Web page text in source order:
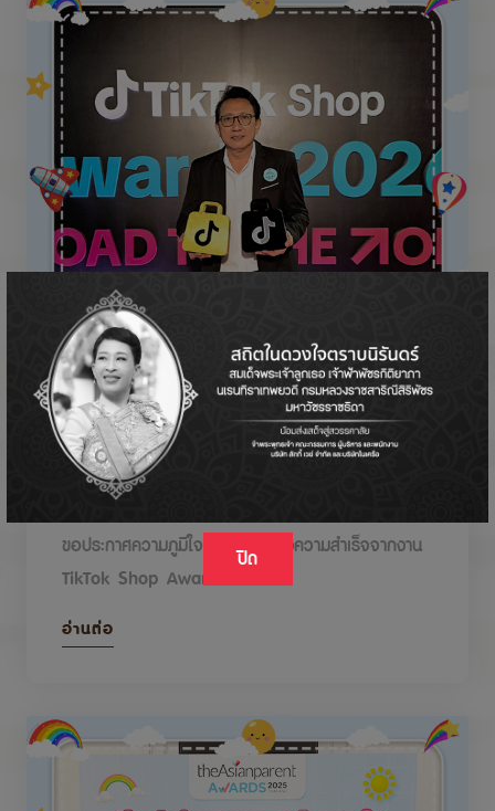
ปิด
DODOLOVE รับรางวัลในงาน TikTok Shop
Awards 2026
ขอประกาศความภูมิใจกับรางวัลแห่งความสำเร็จจากงาน
TikTok Shop Awards 2026
อ่านต่อ